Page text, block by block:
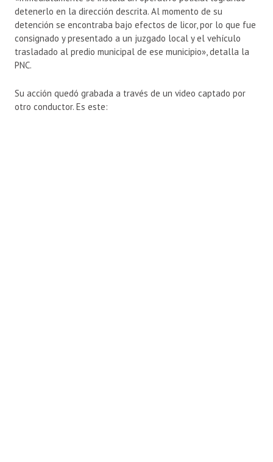
detenerlo en la dirección descrita. Al momento de su
detención se encontraba bajo efectos de licor, por lo que fue
consignado y presentado a un juzgado local y el vehículo
trasladado al predio municipal de ese municipio», detalla la
PNC.
Su acción quedó grabada a través de un video captado por
otro conductor. Es este: